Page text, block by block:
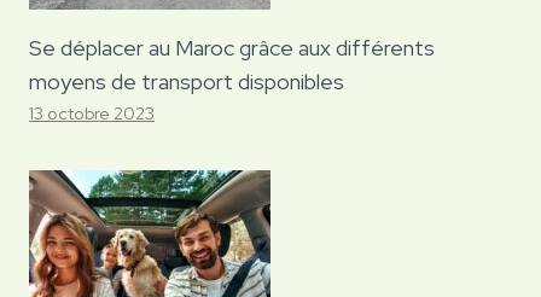
Se déplacer au Maroc grâce aux différents
moyens de transport disponibles
13 octobre 2023